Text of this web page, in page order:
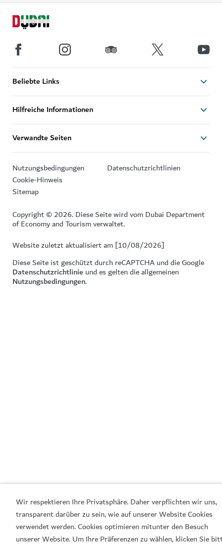
Wir respektieren Ihre Privatsphäre. Daher verpflichten wir uns,
transparent darüber zu sein, wie auf unserer Website Cookies
verwendet werden. Cookies optimieren mitunter den Besuch
unserer Website. Um Ihre Präferenzen zu wählen, klicken Sie
Beliebte Links
Hilfreiche Informationen
Verwandte Seiten
Nutzungsbedingungen
Datenschutzrichtlinien
Cookie-Hinweis
Sitemap
Copyright © 2026. Diese Seite wird vom Dubai Department
of Economy and Tourism verwaltet.
Website zuletzt aktualisiert am [10/08/2026]
Diese Seite ist geschützt durch reCAPTCHA und die Google
Datenschutzrichtlinie und es gelten die allgemeinen
Nutzungsbedingungen.